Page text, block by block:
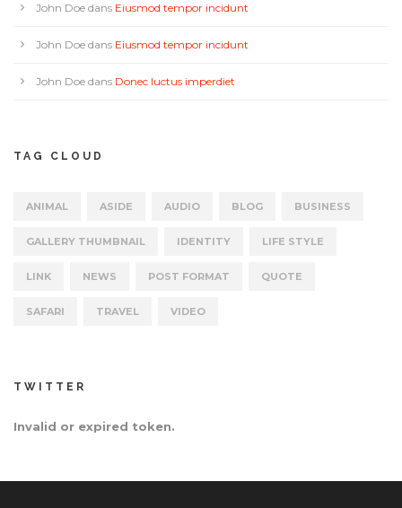
John Doe dans Eiusmod tempor incidunt
John Doe dans Eiusmod tempor incidunt
John Doe dans Donec luctus imperdiet
TAG CLOUD
ANIMAL ASIDE AUDIO BLOG BUSINESS
GALLERY THUMBNAIL IDENTITY LIFE STYLE
LINK NEWS POST FORMAT QUOTE
SAFARI TRAVEL VIDEO
TWITTER
Invalid or expired token.